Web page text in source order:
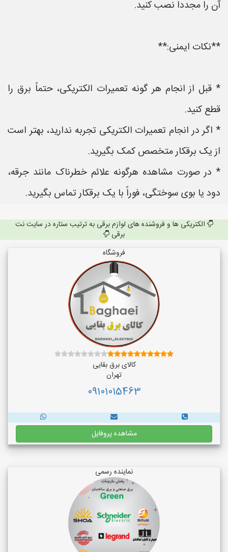
آن را مجدداً نصب کنید.
**نکات ایمنی:**
* قبل از انجام هر گونه تعمیرات الکتریکی، حتماً برق را
قطع کنید.
* اگر در انجام تعمیرات الکتریکی تجربه ندارید، بهتر است
از یک برقکار متخصص کمک بگیرید.
* در صورت مشاهده هرگونه علائم خطرناک مانند جرقه،
دود یا بوی سوختگی، فوراً با یک برقکار تماس بگیرید.
الکتریکی ها و فروشنده های لوازم برقی به ترتیب ستاره در سایت نت
برقی
فروشگاه
کالای برق بقایی
تهران
09101015463
مشاهده پروفایل
نماینده رسمی